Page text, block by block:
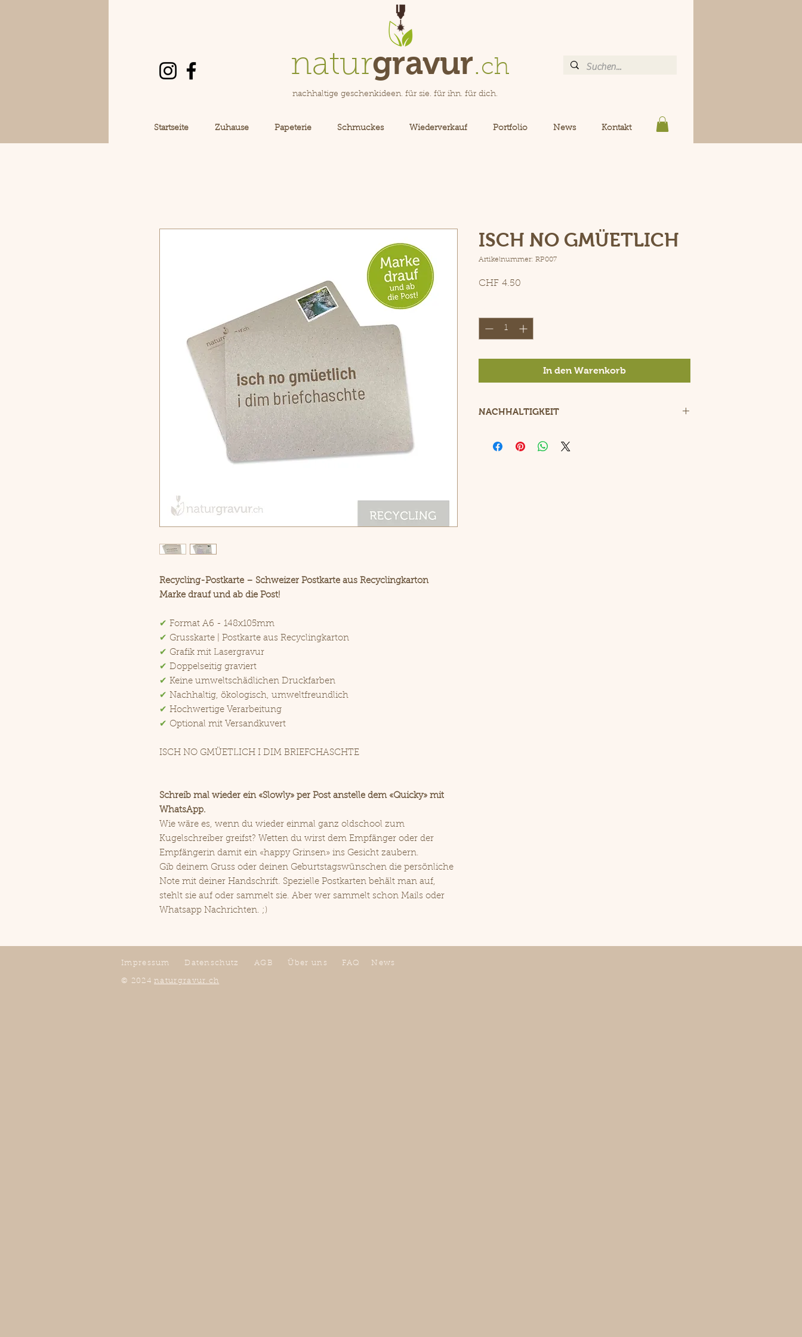
naturgravur.ch
nachhaltige geschenkideen. für sie. für ihn. für dich.
Startseite Zuhause Papeterie Schmuckes Wiederverkauf Portfolio News Kontakt
Recycling-Postkarte – Schweizer Postkarte aus Recyclingkarton
Marke drauf und ab die Post!
✔ Format A6 - 148x105mm
✔ Grusskarte | Postkarte aus Recyclingkarton
✔ Grafik mit Lasergravur
✔ Doppelseitig graviert
✔ Keine umweltschädlichen Druckfarben
✔ Nachhaltig, ökologisch, umweltfreundlich
✔ Hochwertige Verarbeitung
✔ Optional mit Versandkuvert
ISCH NO GMÜETLICH I DIM BRIEFCHASCHTE
Schreib mal wieder ein «Slowly» per Post anstelle dem «Quicky» mit
WhatsApp.
Wie wäre es, wenn du wieder einmal ganz oldschool zum
Kugelschreiber greifst? Wetten du wirst dem Empfänger oder der
Empfängerin damit ein «happy Grinsen» ins Gesicht zaubern.
Gib deinem Gruss oder deinen Geburtstagswünschen die persönliche
Note mit deiner Handschrift. Spezielle Postkarten behält man auf,
stehlt sie auf oder sammelt sie. Aber wer sammelt schon Mails oder
Whatsapp Nachrichten. ;)
ISCH NO GMÜETLICH
Artikelnummer: RP007
CHF 4.50Preis
In den Warenkorb
NACHHALTIGKEIT
aus Recyclingkarton.
Impressum Datenschutz AGB Über uns FAQ News
© 2024naturgravur.ch